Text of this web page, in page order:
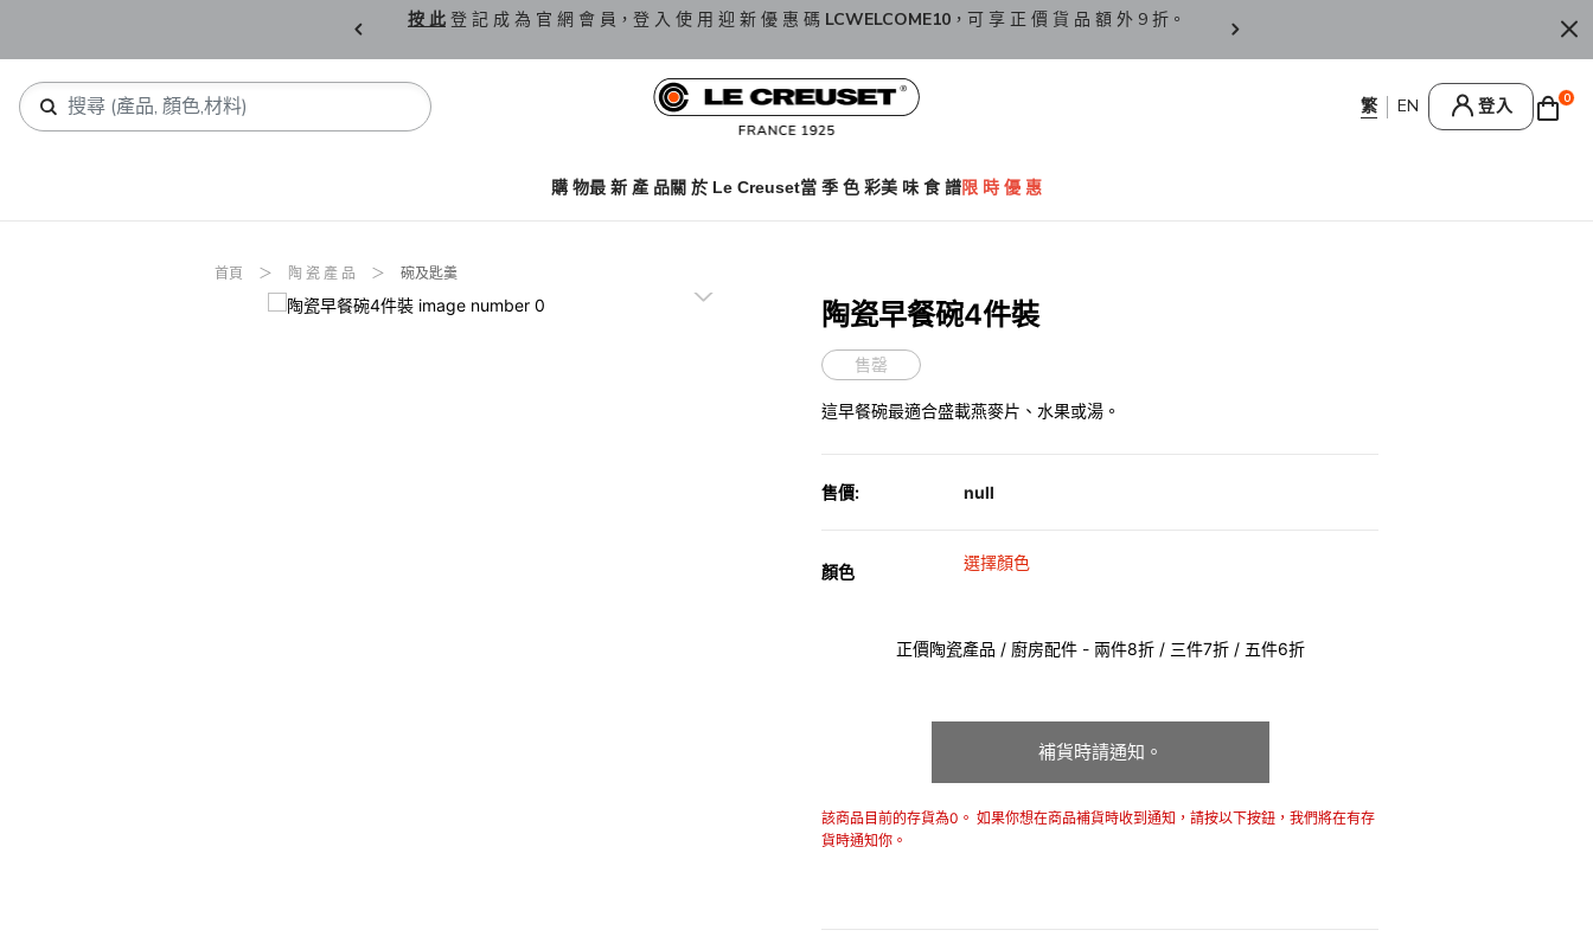
按 此 登 記 成 為 官 網 會 員，登 入 使 用 迎 新 優 惠 碼 LCWELCOME10 ，可 享 正 價 貨 品 額 外 9 折。 香 港 / 澳 門 訂 單 滿
登入 0
購 物最 新 產 品關 於 Le Creuset當 季 色 彩美 味 食 譜限 時 優 惠
首頁 陶 瓷 產 品 碗及匙羹
陶瓷早餐碗4件裝
售罄
這早餐碗最適合盛載燕麥片、水果或湯。
售價: null
顏色 選擇顏色
正價陶瓷產品 / 廚房配件 - 兩件8折 / 三件7折 / 五件6折
補貨時請通知。
該商品目前的存貨為0。 如果你想在商品補貨時收到通知，請按以下按鈕，我們將在有存
貨時通知你。